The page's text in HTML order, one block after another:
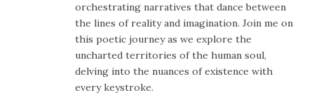
orchestrating narratives that dance between
the lines of reality and imagination. Join me on
this poetic journey as we explore the
uncharted territories of the human soul,
delving into the nuances of existence with
every keystroke.